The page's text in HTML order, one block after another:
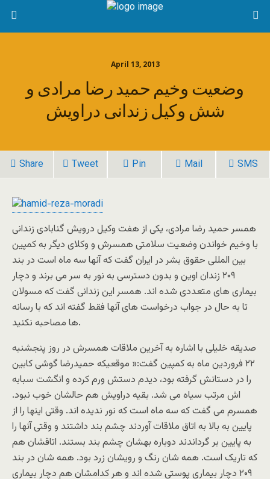
April 13, 2013
وضعیت وخیم حمید رضا مرادی و
شش وکیل زندانی دراویش
Share Tweet Pin Mail SMS
همسر حمید رضا مرادی، یکی از هفت وکیل درویش گنابادی زندانی
با وخیم خواندن وضعیت سلامتی همسرش و وکلای دیگر به کمپین
بین المللی حقوق بشر در ایران گفت که آنها سه ماه است در بند
۲۰۹ زندان اوین و بدون دسترسی به نور به سر می برند و دچار
بیماری های متعددی شده اند. همسر این زندانی گفت که مسولان
تا به حال در جواب درخواست های آنها فقط گفته اند که با رسانه
ها مصاحبه نکنید.
صدیقه خلیلی با اشاره به آخرین ملاقات همسرش در روز پنجشنبه
۲۲ فروردین ماه به کمپین گفت:« موقعیکه حمیدرضا گوشی کابین
را در دستانش گرفته بود، دیدم دستش ورم کرده و انگشت سبابه
اش مرتب سیاه می شد. بقیه دراویش هم حالشان خوب نبود.
همسرم می گفت که سه ماه است که نور ندیده اند. وقتی اینها را از
پایین به بالا به اتاق ملاقات آوردند چشم بند داشتند و وقتی آنها را
به پایین بر گرداندند دوباره بهشان چشم بند بستند. اتاقشان هم
که تاریک است. همه شان رنگ و رویشان زرد بود. همه شان در بند
۲۰۹ دچار بیماری پوستی شده اند و هر کدامشان هم دچار بیماری